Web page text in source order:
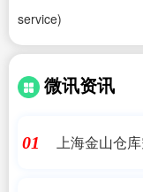
service)
微讯资讯
01
上海金山仓